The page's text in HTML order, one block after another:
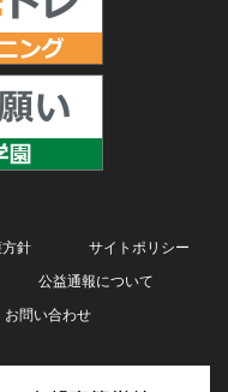
針
サイトポリシー
公益通報について
お問い合わせ